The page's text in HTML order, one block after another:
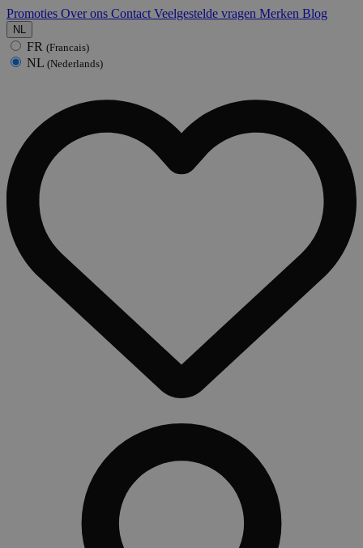
Promoties Over ons Contact Veelgestelde vragen Merken Blog
NL
FR (Francais)
NL (Nederlands)